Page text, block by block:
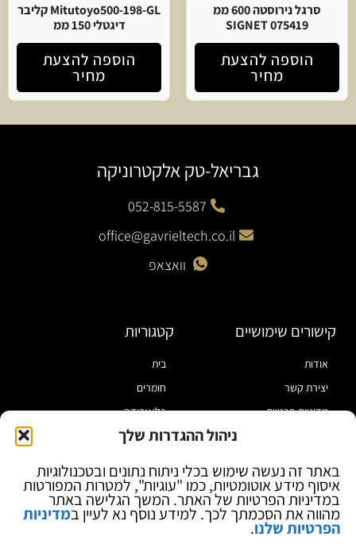
ניהול ההגדרות שלך
באתר זה נעשה שימוש בכלי ניתוח נתונים ובטכנולוגיות
איסוף מידע אוטומטיות, כמו "עוגיות", למטרות המפורטות
במדיניות הפרטיות של האתר. המשך הגלישה באתר
מהווה את הסכמתך לכך. למידע נוסף נא לעיין במדיניות
הפרטיות שלנו.
סרגל נירוסטה 600 ממ
SIGNET 075419
הוספה להצעת
מחיר
Mitutoyo500-198-GL קליבר
דיגטלי 150 ממ
הוספה להצעת
מחיר
גבריאל-טק אלקטרוניקה
052-815-5587
office@gavrieltech.co.il
וואצאפ
קישורים שימושיים
אודות
יצירת קשר
מדיניות פרטיות
בלוג
קטגוריות
בית
חומרים
כלי עבודה
מוצרי הלחמה
ספקי כח ומודדים
ציוד אופטי להגדלה